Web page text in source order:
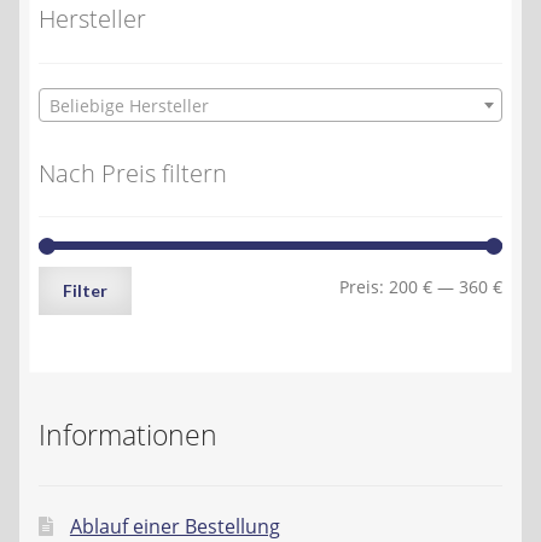
Hersteller
Beliebige Hersteller
Nach Preis filtern
Min.
Max.
Filter Preis: 200 € — 360 €
Informationen
Ablauf einer Bestellung